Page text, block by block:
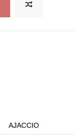
AJACCIO